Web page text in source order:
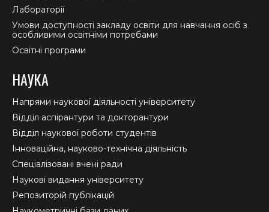
Лабораторії
Умови доступності закладу освіти для навчання осіб з
особливими освітніми потребами
Освітні програми
НАУКА
Напрями наукової діяльності університету
Відділ аспірантури та докторантури
Відділ наукової роботи студентів
Інноваційна, науково-технічна діяльність
Спеціалізовані вчені ради
Наукові видання університету
Репозиторій публікацій